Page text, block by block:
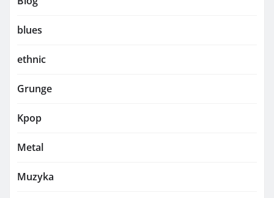
blues
ethnic
Grunge
Kpop
Metal
Muzyka